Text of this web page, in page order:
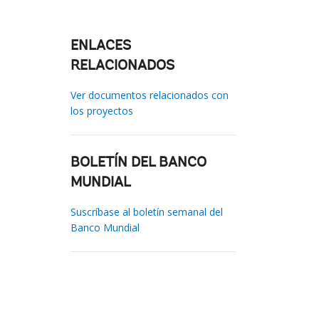
ENLACES
RELACIONADOS
Ver documentos relacionados con
los proyectos
BOLETÍN DEL BANCO
MUNDIAL
Suscríbase al boletín semanal del
Banco Mundial